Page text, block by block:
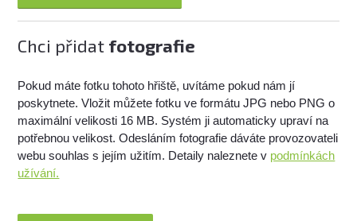
Chci přidat fotografie
Pokud máte fotku tohoto hřiště, uvítáme pokud nám jí
poskytnete. Vložit můžete fotku ve formátu JPG nebo PNG o
maximální velikosti 16 MB. Systém ji automaticky upraví na
potřebnou velikost. Odesláním fotografie dáváte provozovateli
webu souhlas s jejím užitím. Detaily naleznete v podmínkách
užívání.